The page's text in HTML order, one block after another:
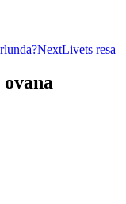
NextLivets resa